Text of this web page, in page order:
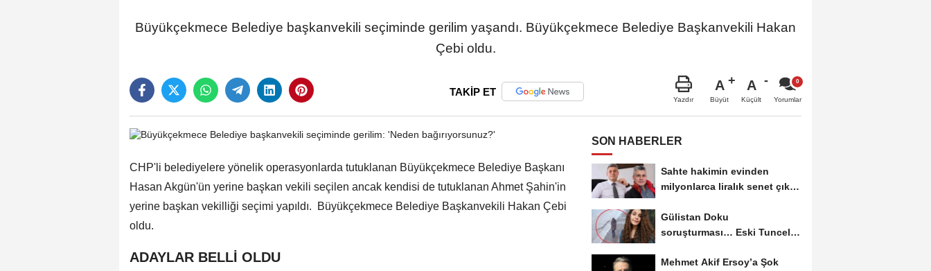
Büyükçekmece Belediye başkanvekili seçiminde gerilim yaşandı. Büyükçekmece Belediye Başkanvekili Hakan
Çebi oldu.
TAKİP ET
Yazdır
A
Büyüt
A
Küçült Yorumlar
CHP'li belediyelere yönelik operasyonlarda tutuklanan Büyükçekmece Belediye Başkanı
Hasan Akgün'ün yerine başkan vekili seçilen ancak kendisi de tutuklanan Ahmet Şahin'in
yerine başkan vekilliği seçimi yapıldı. Büyükçekmece Belediye Başkanvekili Hakan Çebi
oldu.
ADAYLAR BELLİ OLDU
SON HABERLER
Sahte hakimin evinden
milyonlarca liralık senet çıktı:
Gülistan Doku
soruşturması… Eski Tunceli
Mehmet Akif Ersoy’a Şok